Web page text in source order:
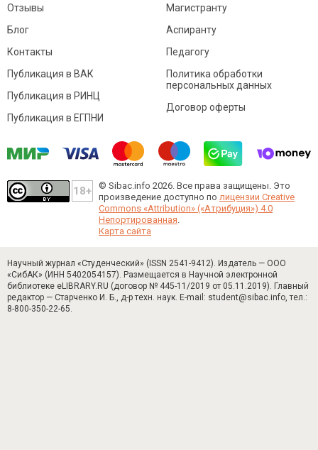
Отзывы
Блог
Контакты
Магистранту
Аспиранту
Педагогу
Публикация в ВАК
Публикация в РИНЦ
Публикация в ЕГПНИ
Политика обработки
персональных данных
Договор оферты
© Sibac.info 2026. Все права защищены. Это
произведение доступно по лицензии Creative
Commons «Attribution» («Атрибуция») 4.0
Непортированная.
Карта сайта
Научный журнал «Студенческий» (ISSN 2541-9412). Издатель — ООО
«СибАК» (ИНН 5402054157). Размещается в Научной электронной
библиотеке eLIBRARY.RU (договор № 445-11/2019 от 05.11.2019). Главный
редактор — Старченко И. Б., д-р техн. наук. E-mail: student@sibac.info, тел.:
8-800-350-22-65.